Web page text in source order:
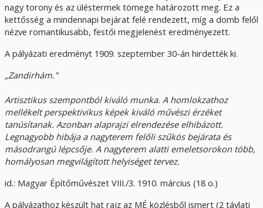
nagy torony és az üléstermek tömege határozott meg. Ez a
kettősség a mindennapi bejárat felé rendezett, míg a domb felől
nézve romantikusabb, festői megjelenést eredményezett.
A pályázati eredményt 1909. szeptember 30-án hirdették ki.
„Zandirhám.”
Artisztikus szempontból kiváló munka. A homlokzathoz
mellékelt perspektivikus képek kiváló művészi érzéket
tanúsítanak. Azonban alaprajzi elrendezése elhibázott.
Legnagyobb hibája a nagyterem felőli szűkös bejárata és
másodrangú lépcsője. A nagyterem alatti emeletsorokon több,
homályosan megvilágított helyiséget tervez.
id.: Magyar Építőművészet VIII./3. 1910. március (18 o.)
A pályázathoz készült hat rajz az MÉ közlésből ismert (2 távlati